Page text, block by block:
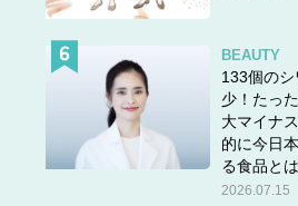
BEAUTY
133個の
少！たっ
大マイナ
的に今日
る食品とは
2026.07.15